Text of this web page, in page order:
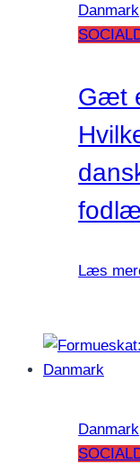
Danmark
Gæt
Læs
Danmark